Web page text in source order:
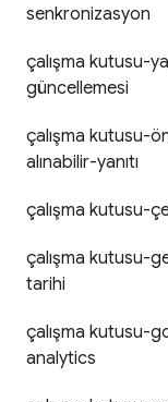
senkronizasyon
çalışma kutusu-
güncellemesi
çalışma kutusu-
alınabilir-yanıtı
çalışma kutusu-
çalışma kutusu-
tarihi
çalışma kutusu-
analytics